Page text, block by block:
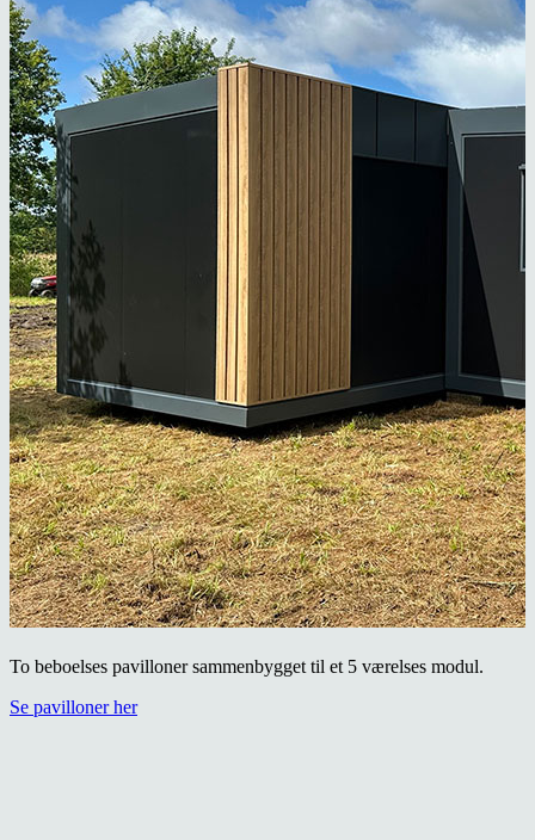
To beboelses pavilloner sammenbygget til et 5 værelses modul.
Se pavilloner her